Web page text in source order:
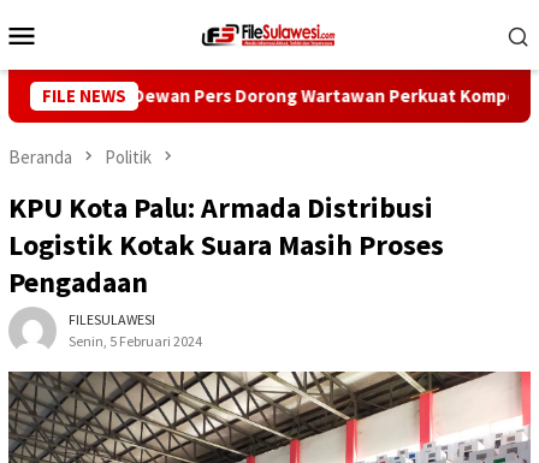
ke
Mobile
FILE NEWS
Dewan Pers Dorong Wartawan Perkuat Kompetensi dan
Beranda Politik
KPU Kota Palu: Armada Distribusi
Logistik Kotak Suara Masih Proses
Pengadaan
FILESULAWESI
Senin, 5 Februari 2024